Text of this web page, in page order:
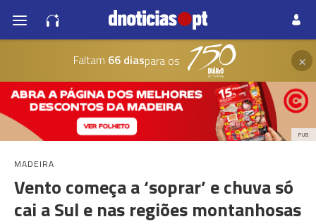
Faltam 66 diaspara os ×
PUB
MADEIRA
Vento começa a ‘soprar’ e chuva só
cai a Sul e nas regiões montanhosas